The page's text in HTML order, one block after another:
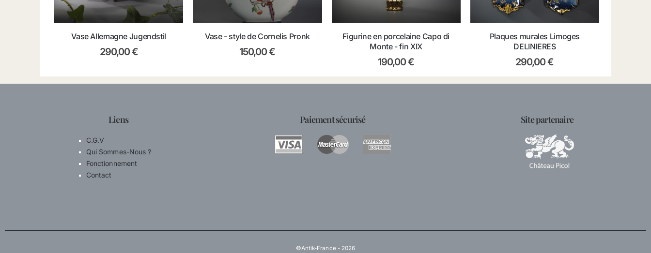
Vase Allemagne Jugendstil
290,00€
Vase - style de Cornelis Pronk
150,00€
Figurine en porcelaine Capo di
Monte - fin XIX
190,00€
Plaques murales Limoges
DELINIERES
290,00€
Liens
C.G.V
Qui Sommes-Nous ?
Fonctionnement
Contact
Paiement sécurisé Site partenaire
©Antik-France - 2026